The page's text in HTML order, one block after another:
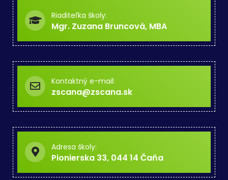
Riaditeľka školy:
Mgr. Zuzana Bruncová, MBA
Kontaktný e-mail:
zscana@zscana.sk
Adresa školy:
Pionierska 33, 044 14 Čaňa